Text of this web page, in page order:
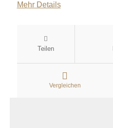
Mehr Details
Teilen
Vergleichen